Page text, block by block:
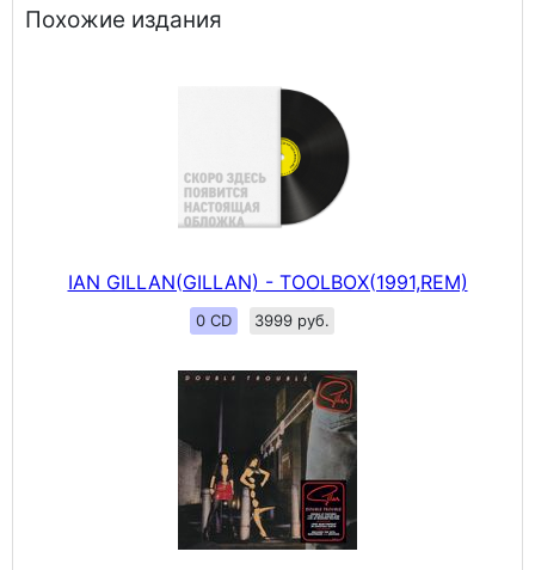
Похожие издания
IAN GILLAN(GILLAN) - TOOLBOX(1991,REM)
0 CD 3999 руб.